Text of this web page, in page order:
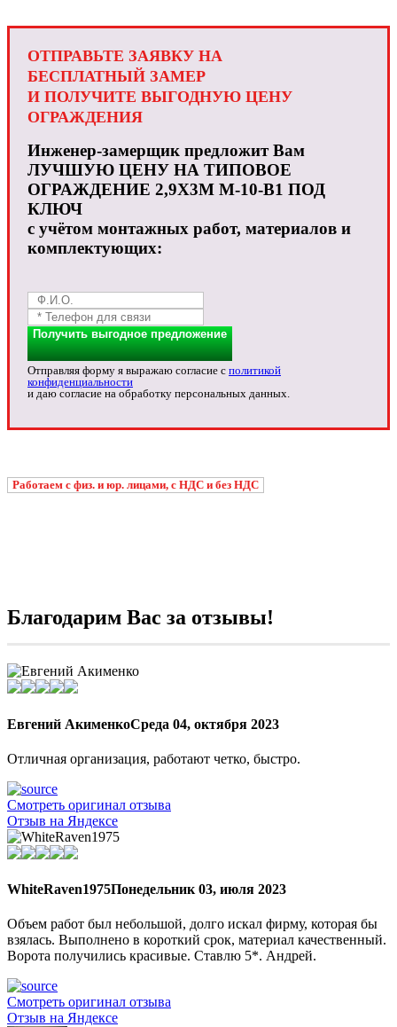
ОТПРАВЬТЕ ЗАЯВКУ НА
БЕСПЛАТНЫЙ ЗАМЕР
И ПОЛУЧИТЕ ВЫГОДНУЮ ЦЕНУ
ОГРАЖДЕНИЯ
Инженер-замерщик предложит Вам
ЛУЧШУЮ ЦЕНУ НА ТИПОВОЕ
ОГРАЖДЕНИЕ 2,9X3М М-10-В1 ПОД
КЛЮЧ
с учётом монтажных работ, материалов и
комплектующих:
Получить выгодное предложение
Отправляя форму я выражаю согласие с политикой
конфиденциальности
и даю согласие на обработку персональных данных.
Работаем с физ. и юр. лицами, с НДС и без НДС
Благодарим Вас за отзывы!
Евгений АкименкоСреда 04, октября 2023
Отличная организация, работают четко, быстро.
Смотреть оригинал отзыва
Отзыв на Яндексе
WhiteRaven1975Понедельник 03, июля 2023
Объем работ был небольшой, долго искал фирму, которая бы
взялась. Выполнено в короткий срок, материал качественный.
Ворота получились красивые. Ставлю 5*. Андрей.
Смотреть оригинал отзыва
Отзыв на Яндексе